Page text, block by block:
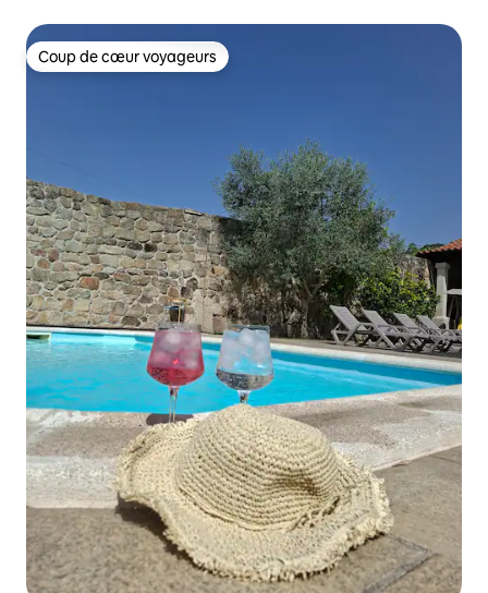
Coup de cœur voyageurs
Coup de cœur voyageurs